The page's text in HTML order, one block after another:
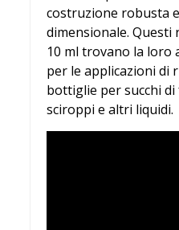
costruzione robusta
dimensionale. Questi
10 ml trovano la loro
per le applicazioni di
bottiglie per succhi
sciroppi e altri liquidi.